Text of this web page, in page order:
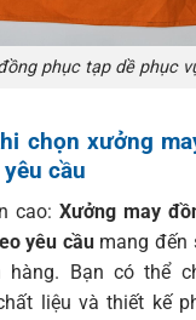
phục tạp dề phục
chọn xưởng
cầu
cao: Xưởng may
yêu cầumang đến
hàng. Bạn có thể
liệu và thiết kế